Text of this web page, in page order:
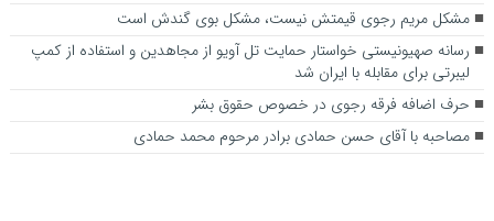
مشکل مریم رجوی قیمتش نیست، مشکل بوی گندش است
رسانه صهیونیستی خواستار حمایت تل آویو از مجاهدین و استفاده از کمپ
لیبرتی برای مقابله با ایران شد
حرف اضافه فرقه رجوی در خصوص حقوق بشر
مصاحبه با آقای حسن حمادی برادر مرحوم محمد حمادی